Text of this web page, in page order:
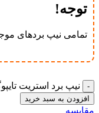
توجه!
تمامی نیپ برد‌های
نیپ برد استریت تایپوگرافی
افزودن به سبد خرید
مقایسه